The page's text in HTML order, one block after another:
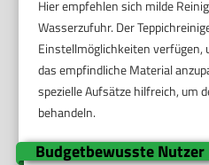
Hier empfehlen sich milde
Wasserzufuhr. Der
Einstellmöglichkeiten verfügen,
das empfindliche Material
spezielle Aufsätze hilfreich, um
behandeln.
Budgetbewusste Nutzer